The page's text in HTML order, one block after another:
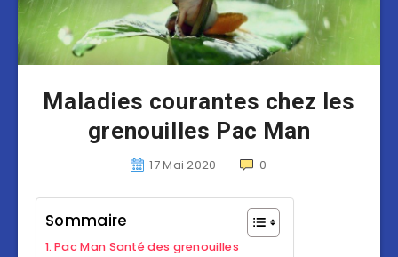
Maladies courantes chez les
grenouilles Pac Man
17 Mai 2020 0
Sommaire
Pac Man Santé des grenouilles